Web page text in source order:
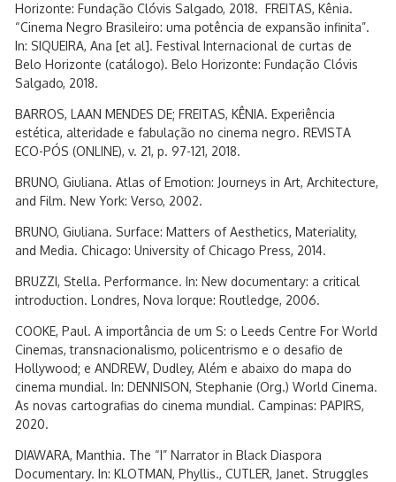
Horizonte: Fundação Clóvis Salgado, 2018. FREITAS, Kênia.
“Cinema Negro Brasileiro: uma potência de expansão infinita”.
In: SIQUEIRA, Ana [et al]. Festival Internacional de curtas de
Belo Horizonte (catálogo). Belo Horizonte: Fundação Clóvis
Salgado, 2018.
BARROS, LAAN MENDES DE; FREITAS, KÊNIA. Experiência
estética, alteridade e fabulação no cinema negro. REVISTA
ECO-PÓS (ONLINE), v. 21, p. 97-121, 2018.
BRUNO, Giuliana. Atlas of Emotion: Journeys in Art, Architecture,
and Film. New York: Verso, 2002.
BRUNO, Giuliana. Surface: Matters of Aesthetics, Materiality,
and Media. Chicago: University of Chicago Press, 2014.
BRUZZI, Stella. Performance. In: New documentary: a critical
introduction. Londres, Nova Iorque: Routledge, 2006.
COOKE, Paul. A importância de um S: o Leeds Centre For World
Cinemas, transnacionalismo, policentrismo e o desafio de
Hollywood; e ANDREW, Dudley, Além e abaixo do mapa do
cinema mundial. In: DENNISON, Stephanie (Org.) World Cinema.
As novas cartografias do cinema mundial. Campinas: PAPIRS,
2020.
DIAWARA, Manthia. The “I” Narrator in Black Diaspora
Documentary. In: KLOTMAN, Phyllis., CUTLER, Janet. Struggles